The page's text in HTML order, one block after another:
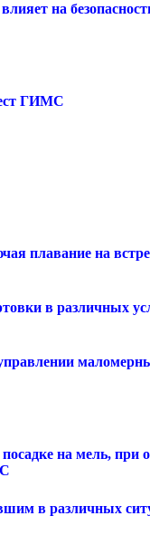
на
ГИМС
плавание на
в различных
на мель, при
в различных